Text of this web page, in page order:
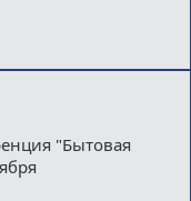
"Бытовая